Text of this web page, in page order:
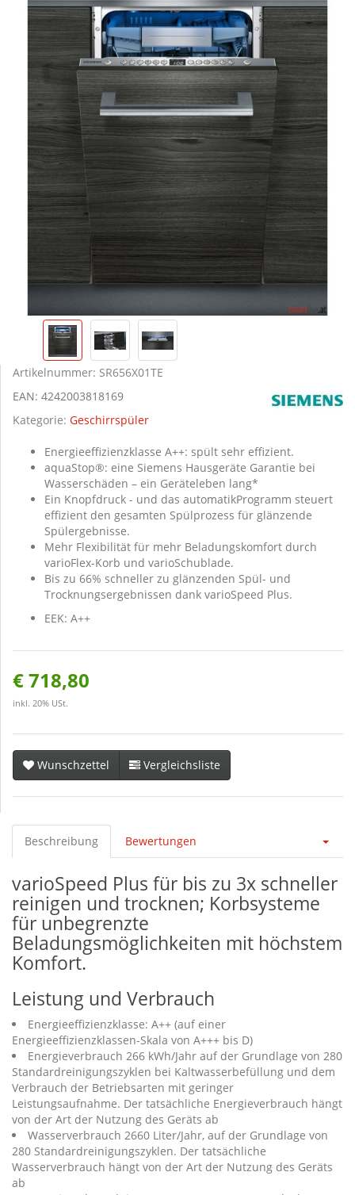
Artikelnummer: SR656X01TE
EAN: 4242003818169
Kategorie: Geschirrspüler
Energieeffizienzklasse A++: spült sehr effizient.
aquaStop®: eine Siemens Hausgeräte Garantie bei
Wasserschäden – ein Geräteleben lang*
Ein Knopfdruck - und das automatikProgramm steuert
effizient den gesamten Spülprozess für glänzende
Spülergebnisse.
Mehr Flexibilität für mehr Beladungskomfort durch
varioFlex-Korb und varioSchublade.
Bis zu 66% schneller zu glänzenden Spül- und
Trocknungsergebnissen dank varioSpeed Plus.
EEK: A++
€ 718,80
inkl. 20% USt.
Wunschzettel Vergleichsliste
Beschreibung Bewertungen
varioSpeed Plus für bis zu 3x schneller
reinigen und trocknen; Korbsysteme
für unbegrenzte
Beladungsmöglichkeiten mit höchstem
Komfort.
Leistung und Verbrauch
Energieeffizienzklasse: A++ (auf einer
Energieeffizienzklassen-Skala von A+++ bis D)
Energieverbrauch 266 kWh/Jahr auf der Grundlage von 280
Standardreinigungszyklen bei Kaltwasserbefüllung und dem
Verbrauch der Betriebsarten mit geringer
Leistungsaufnahme. Der tatsächliche Energieverbrauch hängt
von der Art der Nutzung des Geräts ab
Wasserverbrauch 2660 Liter/Jahr, auf der Grundlage von
280 Standardreinigungszyklen. Der tatsächliche
Wasserverbrauch hängt von der Art der Nutzung des Geräts
ab